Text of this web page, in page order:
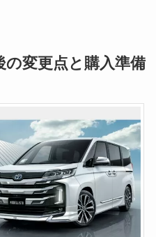
の変更点と購入準備